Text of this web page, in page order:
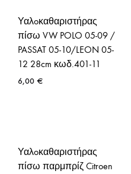
Υαλoκαθαριστήρας
πίσω VW POLO 05-09 /
PASSAT 05-10/LEON 05-
12 28cm κωδ.401-11
6,00 €
Υαλoκαθαριστήρας
πίσω παρμπρίζ Citroen